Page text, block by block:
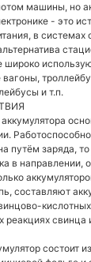
машины, но
- это
в системах
широко
и т.п.
путём заряда,
в направлении,
составляют
реакциях
состоит